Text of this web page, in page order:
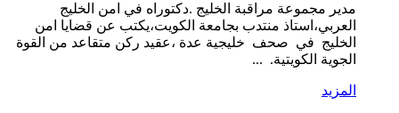
مدير مجموعة مراقبة الخليج .دكتوراه في امن الخليج
العربي،استاذ منتدب بجامعة الكويت،يكتب عن قضايا امن
الخليج في صحف خليجية عدة ،عقيد ركن متقاعد من القوة
الجوية الكويتية. ...
المزيد